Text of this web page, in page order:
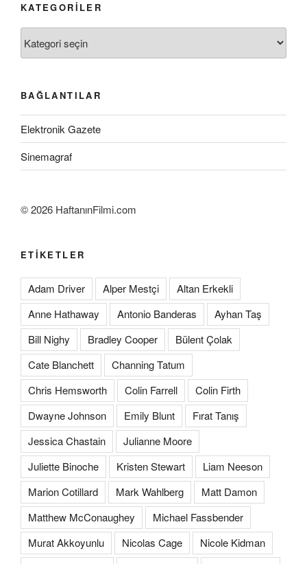
KATEGORILER
BAĞLANTILAR
Elektronik Gazete
Sinemagraf
©2026 HaftanınFilmi.com
ETIKETLER
Adam Driver Alper Mestçi
Altan Erkekli
Anne Hathaway
Antonio Banderas
Ayhan Taş
Bill Nighy
Bradley Cooper
Bülent Çolak
Cate Blanchett
Channing Tatum
Chris Hemsworth
Colin Farrell
Colin Firth
Dwayne Johnson
Emily Blunt
Fırat Tanış
Jessica Chastain
Julianne Moore
Juliette Binoche
Kristen Stewart
Liam Neeson
Marion Cotillard
Mark Wahlberg
Matt Damon
Matthew McConaughey
Michael Fassbender
Murat Akkoyunlu
Nicolas Cage
Nicole Kidman